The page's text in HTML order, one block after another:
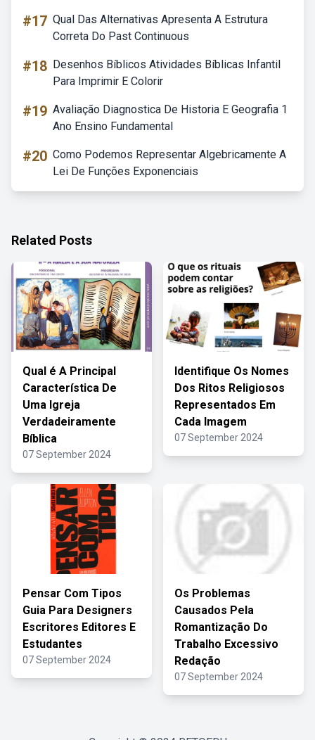
#17 Qual Das Alternativas Apresenta A Estrutura
Correta Do Past Continuous
#18 Desenhos Bíblicos Atividades Bíblicas Infantil
Para Imprimir E Colorir
#19 Avaliação Diagnostica De Historia E Geografia 1
Ano Ensino Fundamental
#20 Como Podemos Representar Algebricamente A
Lei De Funções Exponenciais
Related Posts
Qual é A Principal
Característica De
Uma Igreja
Verdadeiramente
Bíblica
07 September 2024
Identifique Os Nomes
Dos Ritos Religiosos
Representados Em
Cada Imagem
07 September 2024
Pensar Com Tipos
Guia Para Designers
Escritores Editores E
Estudantes
07 September 2024
Os Problemas
Causados Pela
Romantização Do
Trabalho Excessivo
Redação
07 September 2024